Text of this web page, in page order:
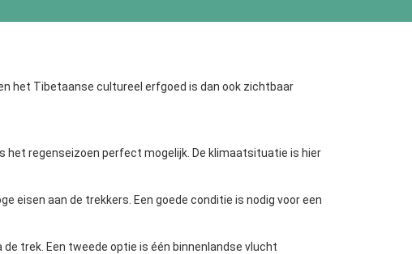
het Tibetaanse cultureel erfgoed is dan ook zichtbaar
het regenseizoen perfect mogelijk. De klimaatsituatie is hier
eisen aan de trekkers. Een goede conditie is nodig voor een
trek. Een tweede optie is één binnenlandse vlucht